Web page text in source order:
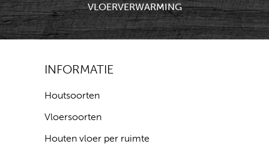
VLOERVERWARMING
INFORMATIE
Houtsoorten
Vloersoorten
Houten vloer per ruimte